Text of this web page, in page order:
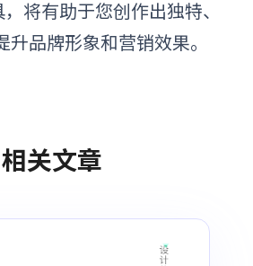
将有助于您创作出独特、
品牌形象和营销效果。
相关文章